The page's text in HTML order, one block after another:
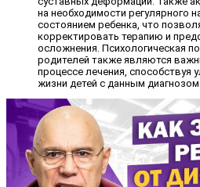
на необходимости регулярного
состоянием ребенка, что
корректировать терапию и
осложнения. Психологическая
родителей также являются
процессе лечения, способствуя
жизни детей с данным диагнозом.